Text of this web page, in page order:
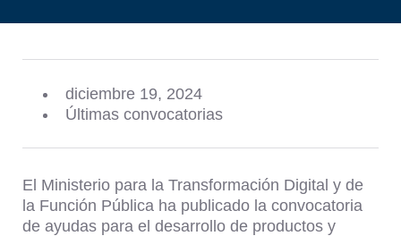
diciembre 19, 2024
Últimas convocatorias
El Ministerio para la Transformación Digital y de
la Función Pública ha publicado la convocatoria
de ayudas para el desarrollo de productos y